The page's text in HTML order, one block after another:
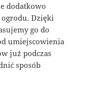
dodatkowo
Dzięki
go do
umiejscowienia
już podczas
sposób